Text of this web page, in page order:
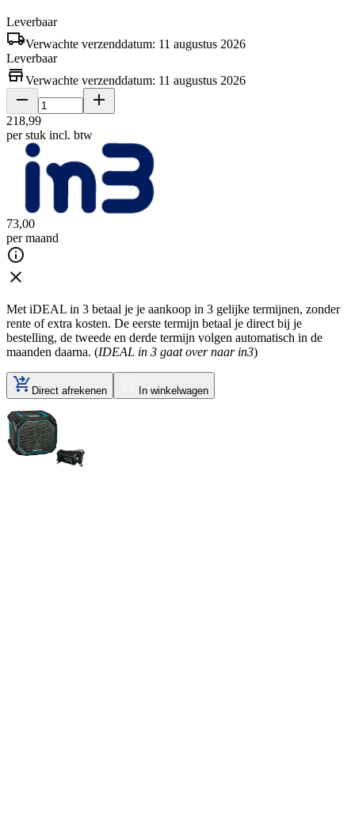
Leverbaar
Verwachte verzenddatum: 11 augustus 2026
Leverbaar
Verwachte verzenddatum: 11 augustus 2026
218,99
per stuk incl. btw
73,00
per maand
Met iDEAL in 3 betaal je je aankoop in 3 gelijke termijnen, zonder
rente of extra kosten. De eerste termijn betaal je direct bij je
bestelling, de tweede en derde termijn volgen automatisch in de
maanden daarna. (IDEAL in 3 gaat over naar in3)
Direct afrekenen In winkelwagen